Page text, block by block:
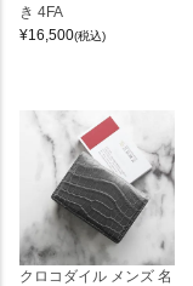
き 4FA
¥16,500(税込)
クロコダイル メンズ 名